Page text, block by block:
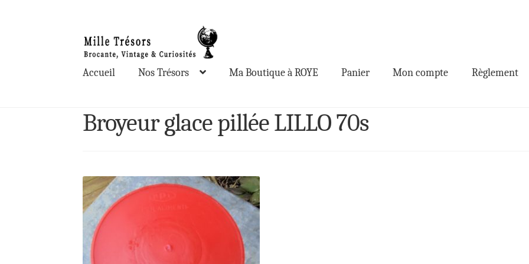
à
la
navigation
au
contenu
Accueil Nos Trésors Ma Boutique à ROYE Panier Mon compte Règlement
Broyeur glace pillée LILLO 70s